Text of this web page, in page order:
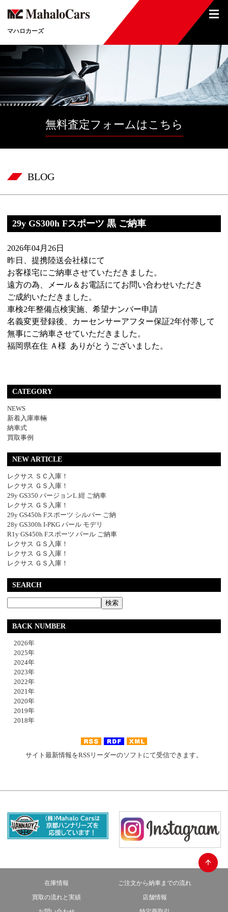
マハロカーズ
無料査定フォームはこちら
BLOG
29y GS300h Fスポーツ 黒 ご納車
2026年04月26日
昨日、提携陸送会社様にて
お客様宅にご納車させていただきました。
遠方の為、メール＆お電話にてお問い合わせいただき
ご成約いただきました。
車検2年整備点検実施、希望ナンバー申請
名義変更登録後、カーセンサーアフター保証2年付帯して
無事にご納車させていただきました。
福岡県在住 Ａ様 ありがとうございました。
CATEGORY
NEWS
新着入庫車輛
納車式
買取事例
NEW ARTICLE
レクサス ＳＣ入庫！
レクサス ＧＳ入庫！
29y GS350 バージョンL 紺 ご納車
レクサス ＧＳ入庫！
29y GS450h Fスポーツ シルバー ご納
28y GS300h I-PKG パール モデリ
R1y GS450h Fスポーツ パール ご納車
レクサス ＧＳ入庫！
レクサス ＧＳ入庫！
レクサス ＧＳ入庫！
SEARCH
BACK NUMBER
2026年
2025年
2024年
2023年
2022年
2021年
2020年
2019年
2018年
サイト最新情報をRSSリーダーのソフトにて受信できます。
在庫情報
ご注文から納車までの流れ
買取の流れと実績
店舗情報